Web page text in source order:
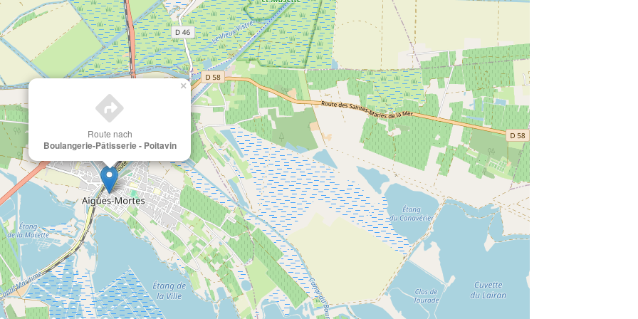
Route nach
Boulangerie-Pâtisserie - Poitavin
×